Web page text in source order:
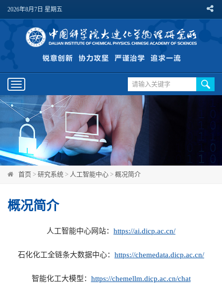
2026年8月7日 星期五
Toggle
navigation
首页 > 研究系统 > 人工智能中心 > 概况简介
概况简介
人工智能中心网站： https://ai.dicp.ac.cn/
石化化工全链条大数据中心： https://chemedata.dicp.ac.cn/
智能化工大模型： https://chemellm.dicp.ac.cn/chat